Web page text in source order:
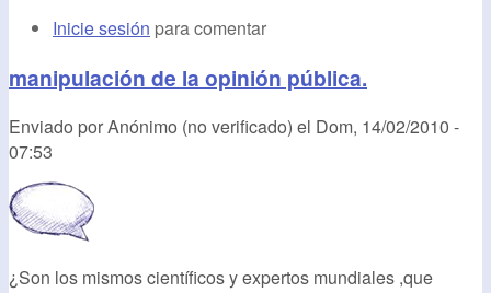
Inicie sesión para comentar
manipulación de la opinión pública.
Enviado porAnónimo (no verificado) el Dom, 14/02/2010 -
07:53
¿Son los mismos científicos y expertos mundiales ,que